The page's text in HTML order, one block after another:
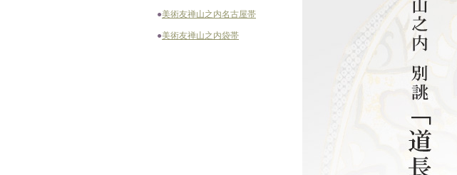
●美術友禅山之内名古屋帯
●美術友禅山之内袋帯